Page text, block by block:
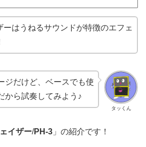
ーはうねるサウンドが特徴のエフェ
タッくん
ジだけど、ベースでも使
から試奏してみよう♪
イザー/PH-3 」の紹介です！